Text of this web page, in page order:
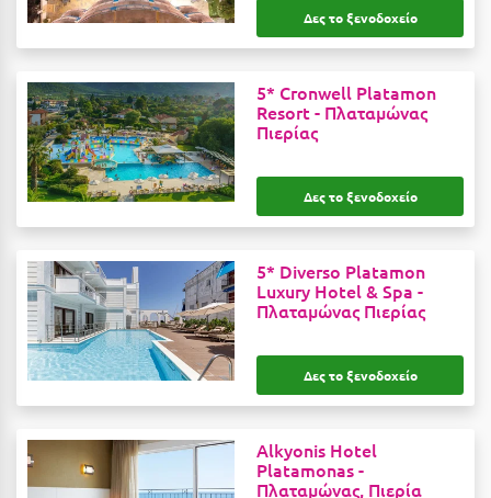
Διακοπτό
Ελάτη Αρκαδίας
Ελληνικό Αρκαδίας
Ελούντα Κρήτης
Ερμιόνη
Εύβοια
Ευρυτανία
Ζαγοροχώρια
Δες το ξενοδοχείο
5* Cronwell Platamon
Resort - Πλαταμώνας
Πιερίας
Δες το ξενοδοχείο
5* Diverso Platamon
Luxury Hotel & Spa -
Πλαταμώνας Πιερίας
Δες το ξενοδοχείο
Alkyonis Hotel
Platamonas -
Πλαταμώνας, Πιερία